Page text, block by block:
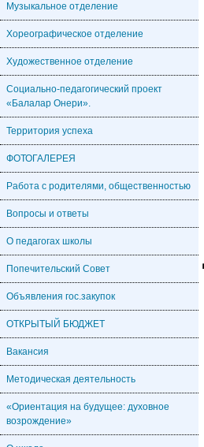
Музыкальное отделение
Хореографическое отделение
Художественное отделение
Социально-педагогический проект
«Балалар Онери».
Территория успеха
ФОТОГАЛЕРЕЯ
Работа с родителями, общественностью
Вопросы и ответы
О педагогах школы
Попечительский Совет
Объявления гос.закупок
ОТКРЫТЫЙ БЮДЖЕТ
Вакансия
Методическая деятельность
«Ориентация на будущее: духовное
возрождение»